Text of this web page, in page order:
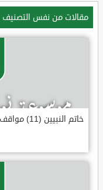
مقالات من نفس التصنيف
خاتم النبيين (11) مواقف في طريق الهجرة